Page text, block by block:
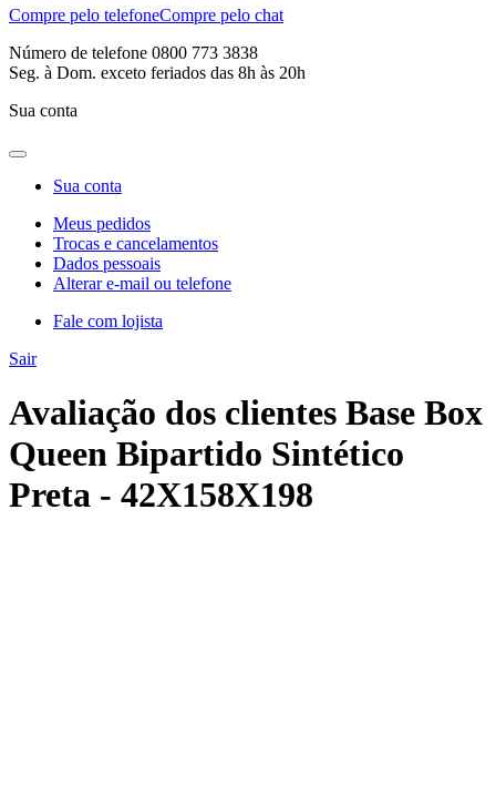
Compre pelo telefoneCompre pelo chat
Número de telefone 0800 773 3838
Seg. à Dom. exceto feriados das 8h às 20h
Sua conta
Sua conta
Meus pedidos
Trocas e cancelamentos
Dados pessoais
Alterar e-mail ou telefone
Fale com lojista
Sair
Avaliação dos clientes Base Box
Queen Bipartido Sintético
Preta - 42X158X198